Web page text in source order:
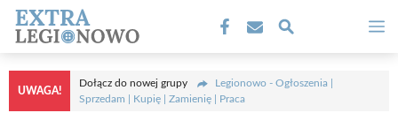
Przejdź
treści
UWAGA!
Dołącz do nowej grupy
Legionowo - Ogłoszenia |
Sprzedam | Kupię | Zamienię | Praca